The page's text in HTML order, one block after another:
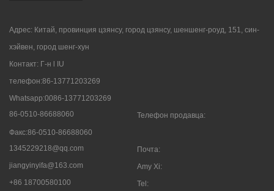
Адрес: Китай, провинция цзянсу, город цзянсу, шеншенг-роуд, 151, син-
хэйвен, город шенг-хун
Контакт: Г-н l IU
телефон:86-13771203269
Whatsapp:0086-13771203269
Телефон продавца:
86-0510-86688060
Факс:86-0510-86688060
Почта:
1345229218@qq.com
Amy Xi:
jiangyinyifa@163.com
Tel:
+86 18700580100